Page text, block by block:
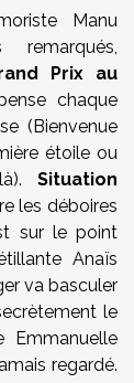
Manu
Prix au
chaque
(Bienvenue
étoile ou
Situation
les déboires
sur le point
Anaïs
va basculer
le
Emmanuelle
regardé.